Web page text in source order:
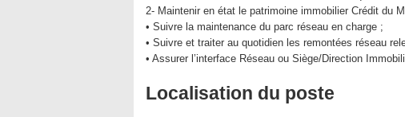
2- Maintenir en état le patrimoine immobilier Crédit du
• Suivre la maintenance du parc réseau en charge ;
• Suivre et traiter au quotidien les remontées réseau
• Assurer l’interface Réseau ou Siège/Direction
Localisation du poste